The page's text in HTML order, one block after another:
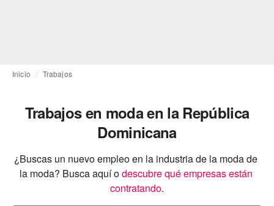
Inicio Trabajos
Trabajos en moda en la República
Dominicana
¿Buscas un nuevo empleo en la industria de la moda de
la moda? Busca aquí odescubre qué empresas están
contratando.